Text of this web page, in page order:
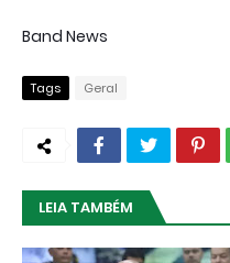
Band News
Tags Geral
LEIA TAMBÉM